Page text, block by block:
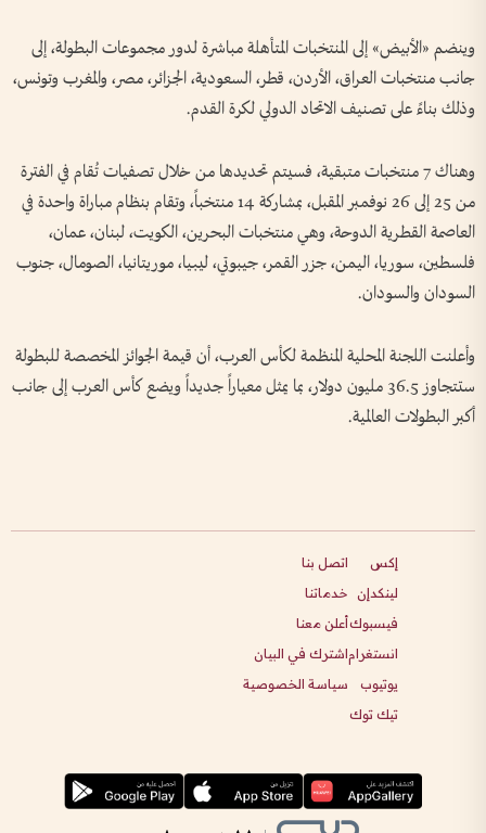
وينضم «الأبيض» إلى المنتخبات المتأهلة مباشرة لدور مجموعات البطولة، إلى
جانب منتخبات العراق، الأردن، قطر، السعودية، الجزائر، مصر، والمغرب وتونس،
وذلك بناءً على تصنيف الاتحاد الدولي لكرة القدم.
وهناك 7 منتخبات متبقية، فسيتم تحديدها من خلال تصفيات تُقام في الفترة
من 25 إلى 26 نوفمبر المقبل، بمشاركة 14 منتخباً، وتقام بنظام مباراة واحدة في
العاصمة القطرية الدوحة، وهي منتخبات البحرين، الكويت، لبنان، عمان،
فلسطين، سوريا، اليمن، جزر القمر، جيبوتي، ليبيا، موريتانيا، الصومال، جنوب
السودان والسودان.
وأعلنت اللجنة المحلية المنظمة لكأس العرب، أن قيمة الجوائز المخصصة للبطولة
ستتجاوز 36.5 مليون دولار، بما يمثل معياراً جديداً ويضع كأس العرب إلى جانب
أكبر البطولات العالمية.
إكس
لينكدإن
فيسبوك
انستغرام
يوتيوب
تيك توك
اتصل بنا
خدماتنا
أعلن معنا
اشترك في البيان
سياسة الخصوصية